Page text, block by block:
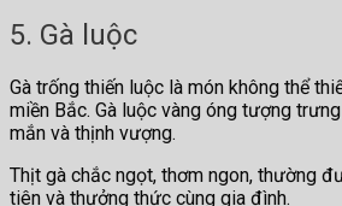
5. Gà luộc
Gà trống thiến luộc là món không thể
miền Bắc. Gà luộc vàng óng tượng
mắn và thịnh vượng.
Thịt gà chắc ngọt, thơm ngon, thường
tiên và thưởng thức cùng gia đình.